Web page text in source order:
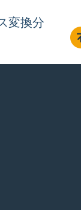
変換分